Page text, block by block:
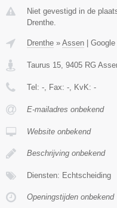
Niet gevestigd in de
Drenthe.
Drenthe » Assen |
Taurus 15 9405 RG
Tel: - , Fax: - , KvK: -
E-mailadres onbekend
Website onbekend
Beschrijving onbekend
Diensten: Echtscheiding
Openingstijden onbekend